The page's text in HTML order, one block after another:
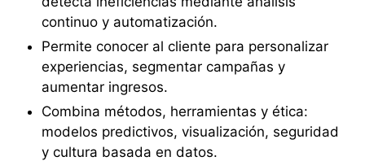
continuo y automatización.
Permite conocer al cliente para personalizar
experiencias, segmentar campañas y
aumentar ingresos.
Combina métodos, herramientas y ética:
modelos predictivos, visualización, seguridad
y cultura basada en datos.